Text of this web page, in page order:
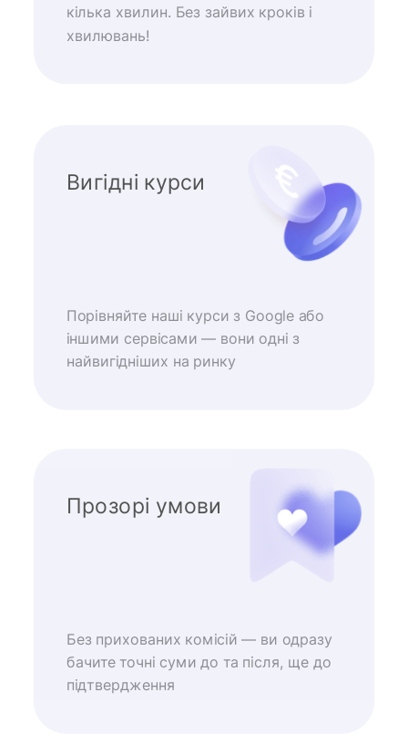
кілька хвилин. Без зайвих кроків і
хвилювань!
Вигідні курси
Порівняйте наші курси з Google або
іншими сервісами — вони одні з
найвигідніших на ринку
Прозорі умови
Без прихованих комісій — ви одразу
бачите точні суми до та після, ще до
підтвердження